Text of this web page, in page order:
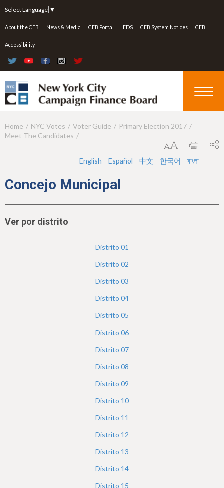
Select Language ▼
About the CFB News & Media CFB Portal IEDS CFB System Notices CFB
Accessibility
Y
a
h
Home NYC Votes Voter Guide
Primary Election 2017
Meet The Candidates
English Español 中文 한국어 বাংলা
Concejo Municipal
Ver por distrito
Distrito 01
Distrito 02
Distrito 03
Distrito 04
Distrito 05
Distrito 06
Distrito 07
Distrito 08
Distrito 09
Distrito 10
Distrito 11
Distrito 12
Distrito 13
Distrito 14
Distrito 15